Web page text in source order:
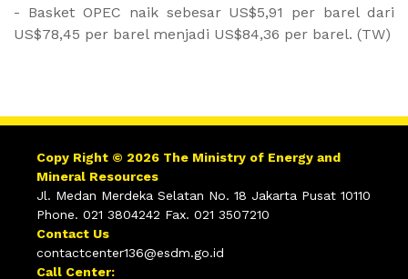
- Basket OPEC naik sebesar US$5,91 per barel dari
US$78,45 per barel menjadi US$84,36 per barel. (TW)
Copy Right © 2026 The Ministry of Energy and
Mineral Resources
Jl. Medan Merdeka Selatan No. 18 Jakarta Pusat 10110
Phone. 021 3804242 Fax. 021 3507210
Contact Us
contactcenter136@esdm.go.id
Call Center: